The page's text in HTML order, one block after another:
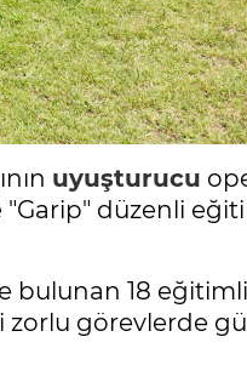
uyuşturucu
"Garip" düzenli
bulunan 18 eğitimli
zorlu görevlerde